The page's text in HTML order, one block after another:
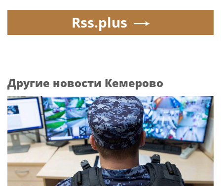
Rss.plus
Другие новости Кемерово